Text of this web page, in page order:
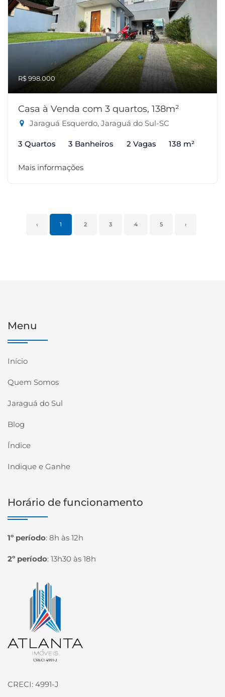
R$ 998.000
Casa à Venda com 3 quartos, 138m²
Jaraguá Esquerdo, Jaraguá do Sul-SC
3 Quartos 3 Banheiros 2 Vagas 138 m²
Mais informações
‹ 1 2 3 4 5 ›
Menu
Início
Quem Somos
Jaraguá do Sul
Blog
Índice
Indique e Ganhe
Horário de funcionamento
1º período: 8h às 12h
2º período: 13h30 às 18h
Página inicial
CRECI: 4991-J